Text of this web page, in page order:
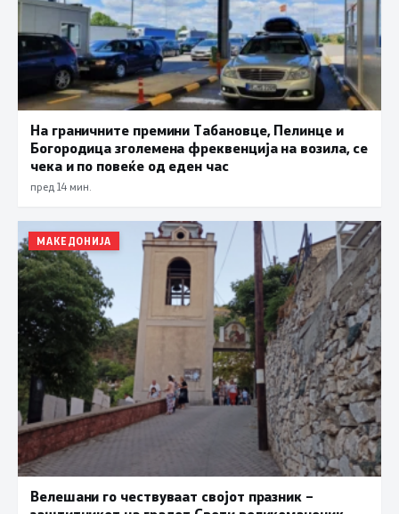
На граничните премини Табановце, Пелинце и
Богородица зголемена фреквенција на возила, се
чека и по повеќе од еден час
пред 14 мин.
МАКЕДОНИЈА
Велешани го чествуваат својот празник –